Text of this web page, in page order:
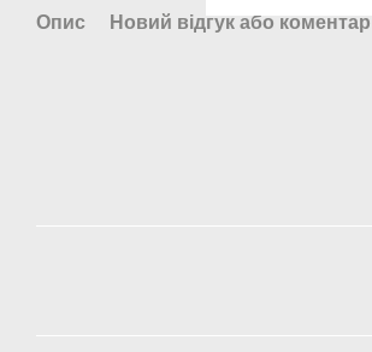
Опис Новий відгук або коментар